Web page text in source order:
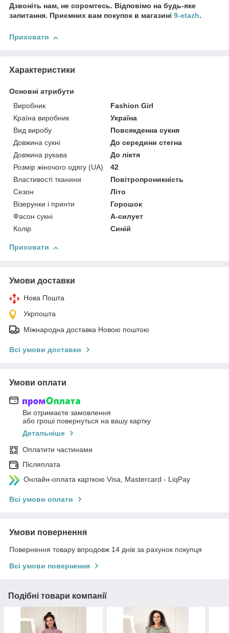
Дзвоніть нам, не соромтесь. Відповімо на будь-яке
запитання. Приємних вам покупок в магазині 9-etazh.
Приховати
Характеристики
Основні атрибути
Виробник
Fashion Girl
Країна виробник
Україна
Вид виробу
Повсякденна сукня
Довжина сукні
До середини стегна
Довжина рукава
До ліктя
Розмір жіночого одягу (UA)
42
Властивості тканини
Повітропроникність
Сезон
Літо
Візерунки і принти
Горошок
Фасон сукні
А-силует
Колір
Синій
Приховати
Умови доставки
Нова Пошта
Укрпошта
Міжнародна доставка Новою поштою
Всі умови доставки
Умови оплати
Ви отримаєте замовлення
або гроші повернуться на вашу картку
Детальніше
Оплатити частинами
Післяплата
Онлайн-оплата карткою Visa, Mastercard - LiqPay
Всі умови оплати
Умови повернення
Повернення товару впродовж 14 днів за рахунок покупця
Всі умови повернення
Подібні товари компанії